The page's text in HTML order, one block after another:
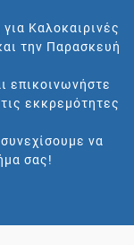
Καλοκαιρινές
την Παρασκευή
επικοινωνήστε
εκκρεμότητες
να
σας!